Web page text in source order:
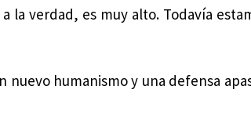
la verdad, es muy alto. Todavía
nuevo humanismo y una defensa